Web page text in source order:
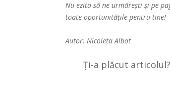
Nu ezita să ne urmărești și pe
toate oportunitățile pentru tine!
Autor: Nicoleta Albot
Ți-a plăcut